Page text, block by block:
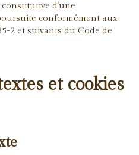
d’une
conformément aux
2 et suivants du Code de
et cookies